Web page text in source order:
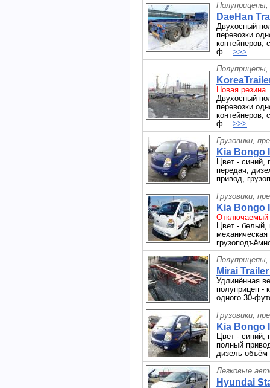
DaeHan
Двухосный
перевозки
контейнеров,
ф... >>>
Новая резина.
Двухосный
перевозки
контейнеров,
ф... >>>
Грузовики,
Kia Bongo
Цвет - синий,
передач,
привод,
Грузовики,
Kia Bongo
Отключаемый
Цвет - белый,
Mirai
Удлинённая
полуприцеп -
одного 30-
Грузовики,
Kia Bongo
Цвет - синий,
полный
дизель объём
Легковые
Hyundai